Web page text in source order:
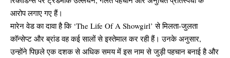
आरोप लगाए गए हैं।
मारेन वेड का दावा है कि ‘The Life Of A Showgirl’ से मिलता-जुलता
कॉन्सेप्ट और ब्रांड वह कई सालों से इस्तेमाल कर रही हैं। उनके अनुसार,
उन्होंने पिछले एक दशक से अधिक समय में इस नाम से जुड़ी पहचान बनाई है और